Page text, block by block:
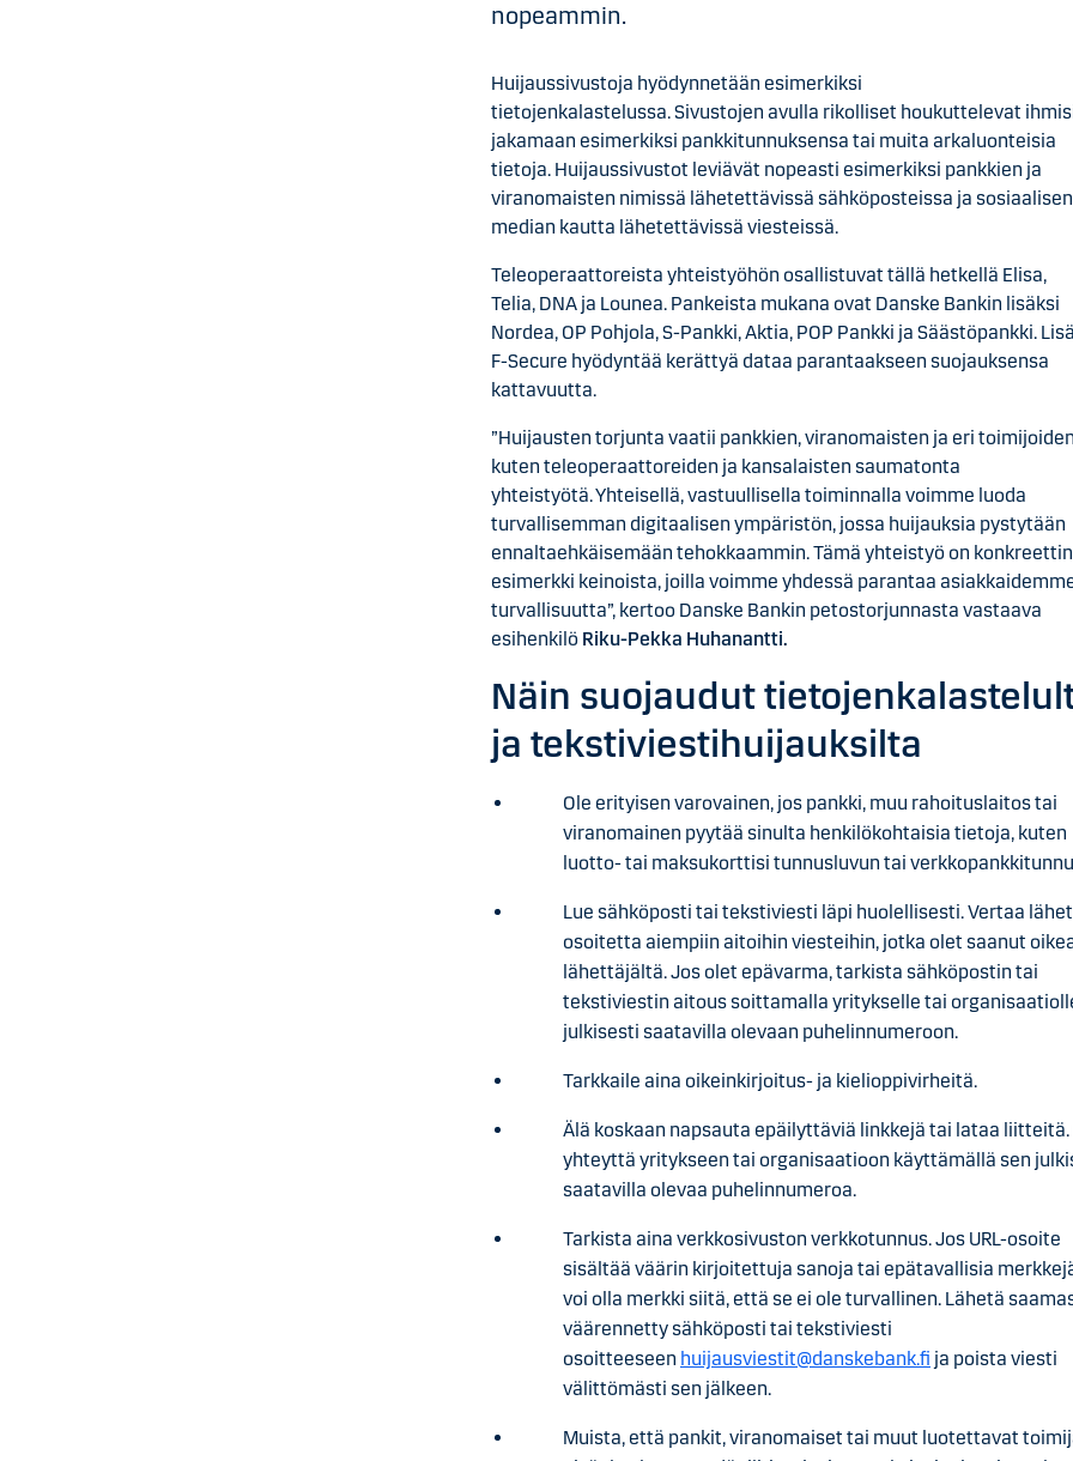
nopeammin.
Huijaussivustoja hyödynnetään esimerkiksi
tietojenkalastelussa. Sivustojen avulla rikolliset houkuttelevat
jakamaan esimerkiksi pankkitunnuksensa tai muita arkaluonteisia
tietoja. Huijaussivustot leviävät nopeasti esimerkiksi pankkien ja
viranomaisten nimissä lähetettävissä sähköposteissa ja sosiaalisen
median kautta lähetettävissä viesteissä.
Teleoperaattoreista yhteistyöhön osallistuvat tällä hetkellä Elisa,
Telia, DNA ja Lounea. Pankeista mukana ovat Danske Bankin lisäksi
Nordea, OP Pohjola, S-Pankki, Aktia, POP Pankki ja Säästöpankki.
F-Secure hyödyntää kerättyä dataa parantaakseen suojauksensa
kattavuutta.
”Huijausten torjunta vaatii pankkien, viranomaisten ja eri
kuten teleoperaattoreiden ja kansalaisten saumatonta
yhteistyötä. Yhteisellä, vastuullisella toiminnalla voimme luoda
turvallisemman digitaalisen ympäristön, jossa huijauksia pystytään
ennaltaehkäisemään tehokkaammin. Tämä yhteistyö on
esimerkki keinoista, joilla voimme yhdessä parantaa
turvallisuutta”, kertoo Danske Bankin petostorjunnasta vastaava
esihenkilö Riku-Pekka Huhanantti.
Näin suojaudut
ja tekstiviestihuijauksilta
Ole erityisen varovainen, jos pankki, muu rahoituslaitos tai
viranomainen pyytää sinulta henkilökohtaisia tietoja, kuten
luotto- tai maksukorttisi tunnusluvun tai
Lue sähköposti tai tekstiviesti läpi huolellisesti. Vertaa
osoitetta aiempiin aitoihin viesteihin, jotka olet saanut
lähettäjältä. Jos olet epävarma, tarkista sähköpostin tai
tekstiviestin aitous soittamalla yritykselle tai
julkisesti saatavilla olevaan puhelinnumeroon.
Tarkkaile aina oikeinkirjoitus- ja kielioppivirheitä.
Älä koskaan napsauta epäilyttäviä linkkejä tai lataa liitteitä.
yhteyttä yritykseen tai organisaatioon käyttämällä sen
saatavilla olevaa puhelinnumeroa.
Tarkista aina verkkosivuston verkkotunnus. Jos URL-osoite
sisältää väärin kirjoitettuja sanoja tai epätavallisia
voi olla merkki siitä, että se ei ole turvallinen. Lähetä
väärennetty sähköposti tai tekstiviesti
osoitteeseen huijausviestit@danskebank.fi ja poista viesti
välittömästi sen jälkeen.
Muista, että pankit, viranomaiset tai muut luotettavat